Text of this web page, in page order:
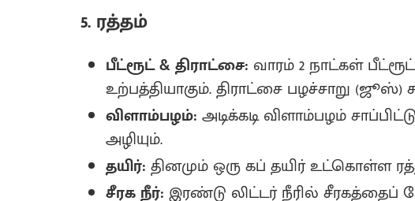
5. ரத்தம்
பீட்ரூட் & திராட்சை: வாரம் 2 நாட்கள்
உற்பத்தியாகும்‌. திராட்சை பழச்சாறு (ஜூஸ்)
விளாம்பழம்: அடிக்கடி விளாம்பழம்
அழியும்.
தயிர்: தினமும் ஒரு கப் தயிர் உட்கொள்ள
சீரக நீர்: இரண்டு லிட்டர் நீரில்